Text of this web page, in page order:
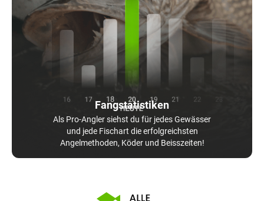
Fangstatistiken
Als Pro-Angler siehst du für jedes Gewässer
und jede Fischart die erfolgreichsten
Angelmethoden, Köder und Beisszeiten!